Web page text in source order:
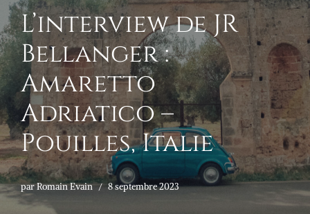
L’interview de JR
Bellanger :
Amaretto
Adriatico –
Pouilles, Italie
parRomain Evain 8 septembre 2023